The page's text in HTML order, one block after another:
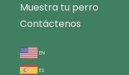
Muestra tu perro
Contáctenos
en
es